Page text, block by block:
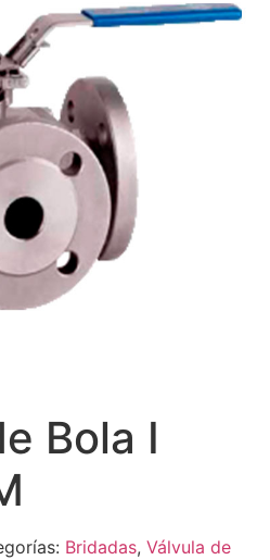
Bola I
Bridadas, Válvula de